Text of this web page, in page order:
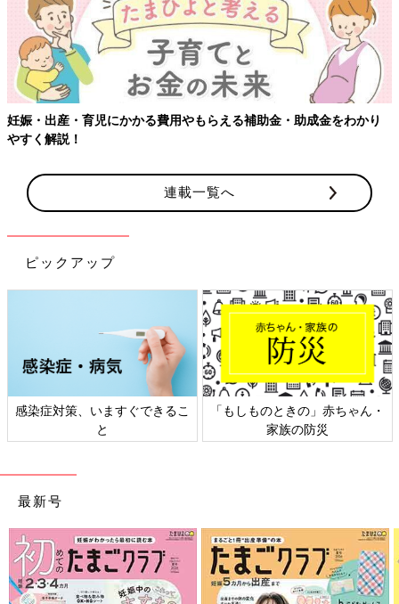
【ワクチン接種できるものも】妊婦の感染症対策、知っておいて！
連載一覧へ
ピックアップ
日本外来小児科学会リーフレッ
ト検討会
六星占術 細木かおりさんの人生
相談
最新号